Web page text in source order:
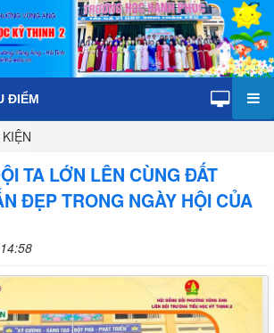
ĐIỂM
TA LỚN LÊN CÙNG ĐẤT
ĐẸP TRONG NGÀY HỘI CỦA